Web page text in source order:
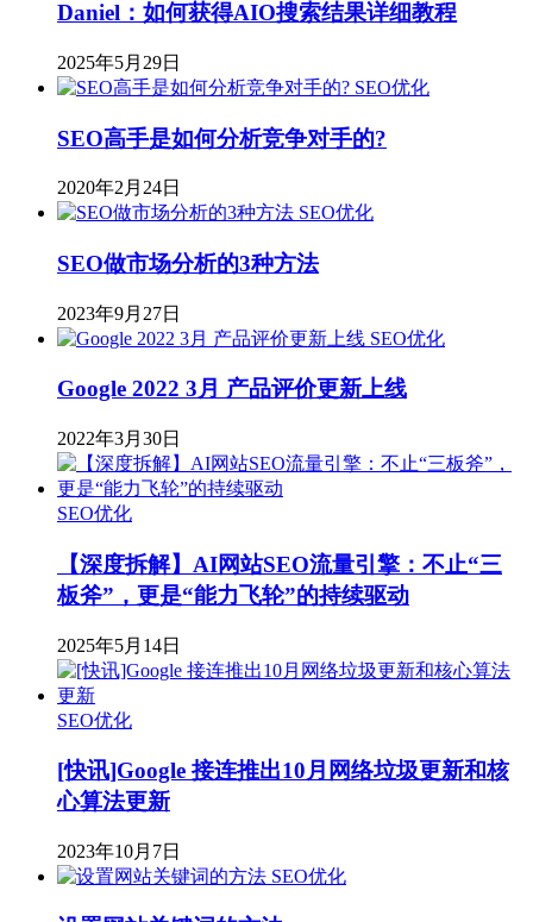
Daniel：如何获得AIO搜索结果详细教程
2025年5月29日
SEO优化
SEO高手是如何分析竞争对手的?
2020年2月24日
SEO优化
SEO做市场分析的3种方法
2023年9月27日
SEO优化
Google 2022 3月 产品评价更新上线
2022年3月30日
SEO优化
【深度拆解】AI网站SEO流量引擎：不止“三
板斧”，更是“能力飞轮”的持续驱动
2025年5月14日
SEO优化
[快讯]Google 接连推出10月网络垃圾更新和核
心算法更新
2023年10月7日
SEO优化